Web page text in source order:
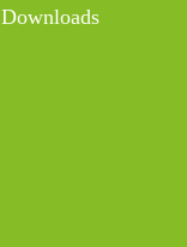
Downloads